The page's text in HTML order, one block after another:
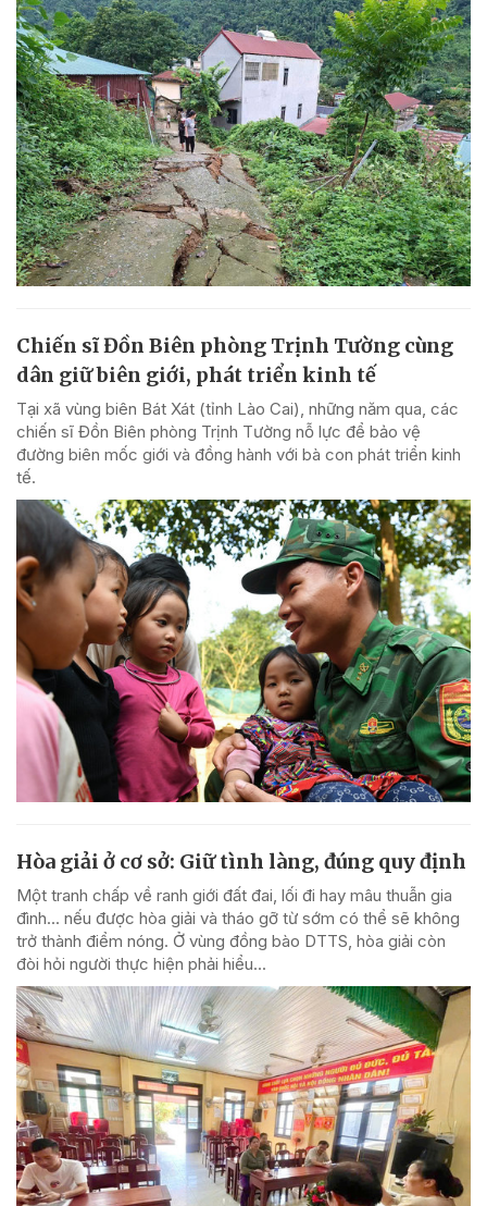
Chiến sĩ Đồn Biên phòng Trịnh Tường cùng
dân giữ biên giới, phát triển kinh tế
Tại xã vùng biên Bát Xát (tỉnh Lào Cai), những năm qua, các
chiến sĩ Đồn Biên phòng Trịnh Tường nỗ lực để bảo vệ
đường biên mốc giới và đồng hành với bà con phát triển kinh
tế.
Hòa giải ở cơ sở: Giữ tình làng, đúng quy định
Một tranh chấp về ranh giới đất đai, lối đi hay mâu thuẫn gia
đình... nếu được hòa giải và tháo gỡ từ sớm có thể sẽ không
trở thành điểm nóng. Ở vùng đồng bào DTTS, hòa giải còn
đòi hỏi người thực hiện phải hiểu...